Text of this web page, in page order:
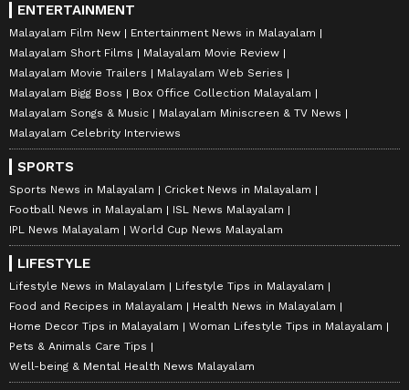
ENTERTAINMENT
Malayalam Film New
Entertainment News in Malayalam
Malayalam Short Films
Malayalam Movie Review
Malayalam Movie Trailers
Malayalam Web Series
Malayalam Bigg Boss
Box Office Collection Malayalam
Malayalam Songs & Music
Malayalam Miniscreen & TV News
Malayalam Celebrity Interviews
SPORTS
Sports News in Malayalam
Cricket News in Malayalam
Football News in Malayalam
ISL News Malayalam
IPL News Malayalam
World Cup News Malayalam
LIFESTYLE
Lifestyle News in Malayalam
Lifestyle Tips in Malayalam
Food and Recipes in Malayalam
Health News in Malayalam
Home Decor Tips in Malayalam
Woman Lifestyle Tips in Malayalam
Pets & Animals Care Tips
Well-being & Mental Health News Malayalam